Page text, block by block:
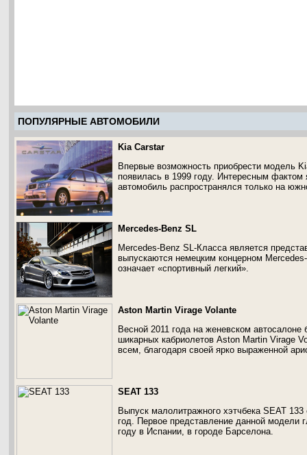
ПОПУЛЯРНЫЕ АВТОМОБИЛИ
Kia Carstar
Впервые возможность приобрести модель
появилась в 1999 году. Интересным фактом
автомобиль распространялся только на
Mercedes-Benz SL
Mercedes-Benz SL-Класса является
выпускаются немецким концерном
означает «спортивный легкий».
Aston Martin Virage Volante
Весной 2011 года на женевском
шикарных кабриолетов Aston Martin Virage
всем, благодаря своей ярко выраженной
SEAT 133
Выпуск малолитражного хэтчбека SEAT
год. Первое представление данной модели
году в Испании, в городе Барселона.